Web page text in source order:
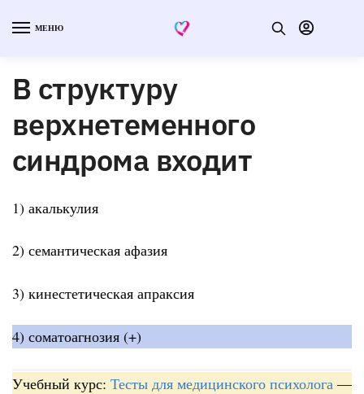
МЕНЮ
В структуру
верхнетеменного
синдрома входит
1) акалькулия
2) семантическая афазия
3) кинестетическая апраксия
4) соматоагнозия (+)
Учебный курс: Тесты для медицинского психолога —